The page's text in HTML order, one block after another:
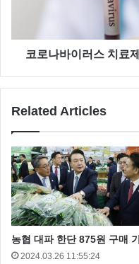
코로나바이러스 치료
Related Articles
농협 대파 한단 875원 구매
2024.03.26 11:55:24